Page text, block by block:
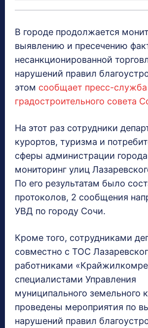
В городе продолжается
выявлению и пресечению
несанкционированной
нарушений правил
этом сообщает пресс-служба
градостроительного совета
На этот раз сотрудники
курортов, туризма и
сферы администрации
мониторинг улиц
По его результатам было
протоколов, 2 сообщения
УВД по городу Сочи.
Кроме того, сотрудниками
совместно с ТОС
работниками
специалистами Управления
муниципального земельного
проведены мероприятия по
нарушений правил